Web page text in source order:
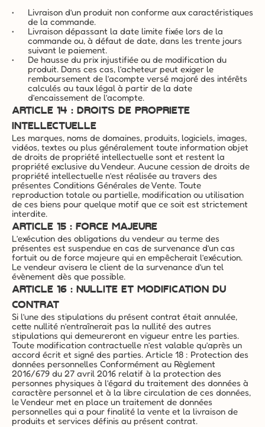
Livraison d’un produit non conforme aux caractéristiques
de la commande.
Livraison dépassant la date limite fixée lors de la
commande ou, à défaut de date, dans les trente jours
suivant le paiement.
De hausse du prix injustifiée ou de modification du
produit. Dans ces cas, l’acheteur peut exiger le
remboursement de l’acompte versé majoré des intérêts
calculés au taux légal à partir de la date
d’encaissement de l’acompte.
ARTICLE 14 : DROITS DE PROPRIETE
INTELLECTUELLE
Les marques, noms de domaines, produits, logiciels, images,
vidéos, textes ou plus généralement toute information objet
de droits de propriété intellectuelle sont et restent la
propriété exclusive du Vendeur. Aucune cession de droits de
propriété intellectuelle n’est réalisée au travers des
présentes Conditions Générales de Vente. Toute
reproduction totale ou partielle, modification ou utilisation
de ces biens pour quelque motif que ce soit est strictement
interdite.
ARTICLE 15 : FORCE MAJEURE
L’exécution des obligations du vendeur au terme des
présentes est suspendue en cas de survenance d’un cas
fortuit ou de force majeure qui en empêcherait l’exécution.
Le vendeur avisera le client de la survenance d’un tel
évènement dès que possible.
ARTICLE 16 : NULLITE ET MODIFICATION DU
CONTRAT
Si l’une des stipulations du présent contrat était annulée,
cette nullité n’entraînerait pas la nullité des autres
stipulations qui demeureront en vigueur entre les parties.
Toute modification contractuelle n’est valable qu’après un
accord écrit et signé des parties. Article 18 : Protection des
données personnelles Conformément au Règlement
2016/679 du 27 avril 2016 relatif à la protection des
personnes physiques à l’égard du traitement des données à
caractère personnel et à la libre circulation de ces données,
le Vendeur met en place un traitement de données
personnelles qui a pour finalité la vente et la livraison de
produits et services définis au présent contrat.